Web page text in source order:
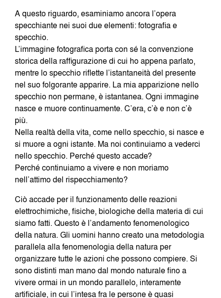
A questo riguardo, esaminiamo ancora l’opera
specchiante nei suoi due elementi: fotografia e
specchio.
L’immagine fotografica porta con sé la convenzione
storica della raffigurazione di cui ho appena parlato,
mentre lo specchio riflette l’istantaneità del presente
nel suo folgorante apparire. La mia apparizione nello
specchio non permane, è istantanea. Ogni immagine
nasce e muore continuamente. C’era, c’è e non c’è
più.
Nella realtà della vita, come nello specchio, si nasce e
si muore a ogni istante. Ma noi continuiamo a vederci
nello specchio. Perché questo accade?
Perché continuiamo a vivere e non moriamo
nell’attimo del rispecchiamento?
Ciò accade per il funzionamento delle reazioni
elettrochimiche, fisiche, biologiche della materia di cui
siamo fatti. Questo è l’andamento fenomenologico
della natura. Gli uomini hanno creato una metodologia
parallela alla fenomenologia della natura per
organizzare tutte le azioni che possono compiere. Si
sono distinti man mano dal mondo naturale fino a
vivere ormai in un mondo parallelo, interamente
artificiale, in cui l’intesa fra le persone è quasi